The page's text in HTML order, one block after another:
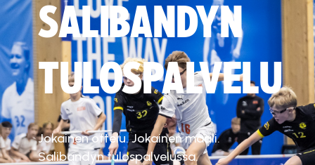
SALIBANDYN
TULOSPALVELU
Jokainen ottelu. Jokainen maali.
Salibandyn tulospalvelussa.